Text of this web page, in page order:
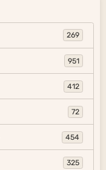
269
951
412
72
454
325